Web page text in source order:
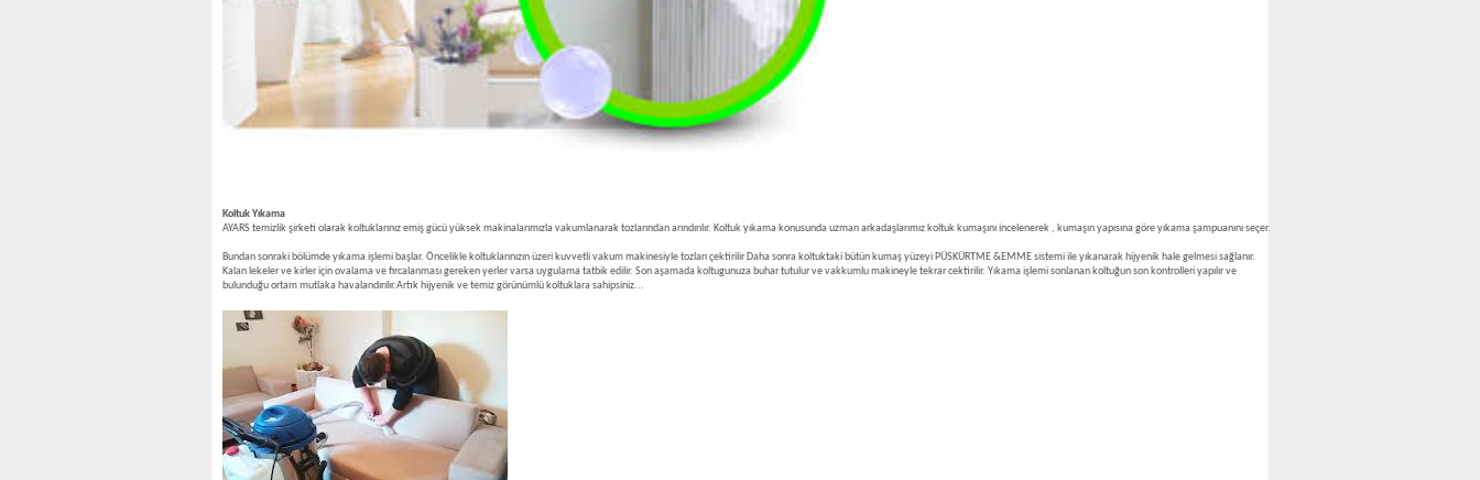
Koltuk Yıkama
AYARS temizlik şirketi olarak koltuklarınız emiş gücü yüksek makinalarımızla vakumlanarak tozlarından arındırılır. Koltuk yıkama konusunda uzman arkadaşlarımız koltuk kumaşını incelenerek , kumaşın yapısına göre yıkama şampuanını seçer.
Bundan sonraki bölümde yıkama işlemi başlar. Öncelikle koltuklarınızın üzeri kuvvetli vakum makinesiyle tozları çektirilir Daha sonra koltuktaki bütün kumaş yüzeyi PÜSKÜRTME &EMME sistemi ile yıkanarak hijyenik hale gelmesi sağlanır.
Kalan lekeler ve kirler için ovalama ve fırcalanması gereken yerler varsa uygulama tatbik edilir. Son aşamada koltugunuza buhar tutulur ve vakkumlu makineyle tekrar cektirilir. Yıkama işlemi sonlanan koltuğun son kontrolleri yapılır ve
bulunduğu ortam mutlaka havalandırılır.Artık hijyenik ve temiz görünümlü koltuklara sahipsiniz...